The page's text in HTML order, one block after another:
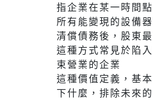
指企業在某一時間
所有能變現的設備
清償債務後，股東
這種方式常見於陷
束營業的企業
這種價值定義，基
下什麼，排除未來的